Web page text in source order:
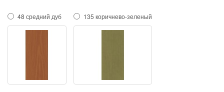
48 средний дуб 135 коричнево-зеленый